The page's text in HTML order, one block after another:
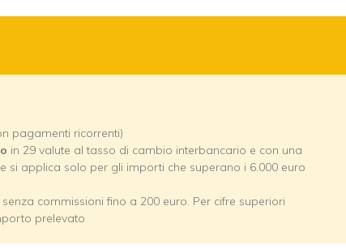
pagamenti ricorrenti)
in 29 valute al tasso di cambio interbancario e con una
si applica solo per gli importi che superano i 6.000 euro
commissioni fino a 200 euro. Per cifre superiori
prelevato